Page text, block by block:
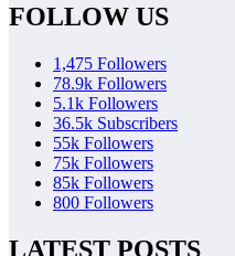
FOLLOW US
1,475 Followers
78.9k Followers
5.1k Followers
36.5k Subscribers
55k Followers
75k Followers
85k Followers
800 Followers
LATEST POSTS